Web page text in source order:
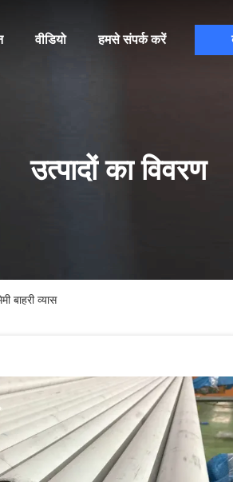
वीडियो हमसे संपर्क करें
उत्पादों का विवरण
बाहरी व्यास